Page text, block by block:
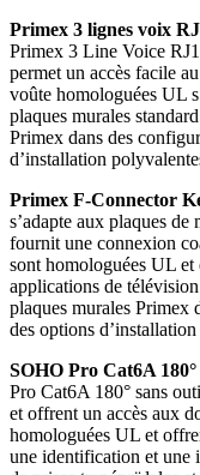
Primex 3 lignes voix
Primex 3 Line Voice
permet un accès facile
voûte homologuées UL
plaques murales
Primex dans des
d’installation
Primex F-Connector
s’adapte aux plaques
fournit une connexion
sont homologuées UL
applications de
plaques murales Primex
des options
SOHO Pro Cat6A
Pro Cat6A 180° sans
et offrent un accès aux
homologuées UL et
une identification et une